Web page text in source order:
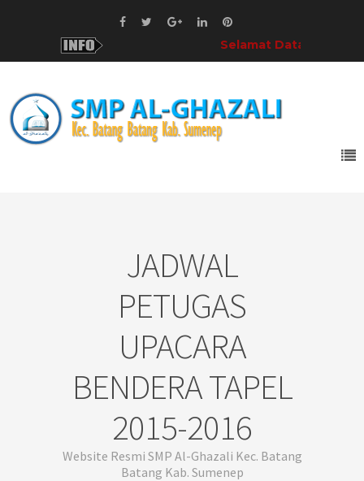
Selamat Datang! di SMP Al-
JADWAL
PETUGAS
UPACARA
BENDERA TAPEL
2015-2016
Website Resmi SMP Al-Ghazali Kec. Batang
Batang Kab. Sumenep